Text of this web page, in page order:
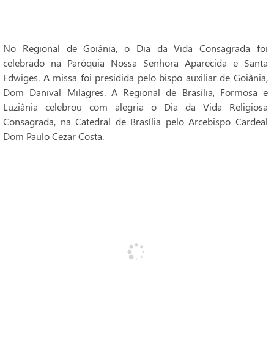
No Regional de Goiânia, o Dia da Vida Consagrada foi
celebrado na Paróquia Nossa Senhora Aparecida e Santa
Edwiges. A missa foi presidida pelo bispo auxiliar de Goiânia,
Dom Danival Milagres. A Regional de Brasília, Formosa e
Luziânia celebrou com alegria o Dia da Vida Religiosa
Consagrada, na Catedral de Brasília pelo Arcebispo Cardeal
Dom Paulo Cezar Costa.